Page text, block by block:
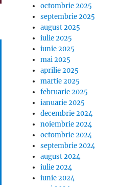
octombrie 2025
septembrie 2025
august 2025
iulie 2025
iunie 2025
mai 2025
aprilie 2025
martie 2025
februarie 2025
ianuarie 2025
decembrie 2024
noiembrie 2024
octombrie 2024
septembrie 2024
august 2024
iulie 2024
iunie 2024